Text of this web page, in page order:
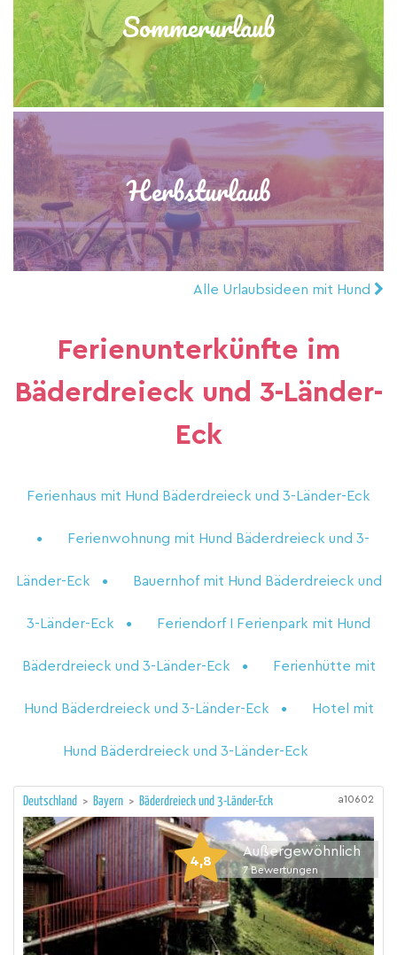
Sommerurlaub
Herbsturlaub
Alle Urlaubsideen mit Hund
Ferienunterkünfte im
Bäderdreieck und 3-Länder-
Eck
Ferienhaus mit Hund Bäderdreieck und 3-Länder-Eck
Ferienwohnung mit Hund Bäderdreieck und 3-
Länder-Eck Bauernhof mit Hund Bäderdreieck und
3-Länder-Eck Feriendorf I Ferienpark mit Hund
Bäderdreieck und 3-Länder-Eck Ferienhütte mit
Hund Bäderdreieck und 3-Länder-Eck Hotel mit
Hund Bäderdreieck und 3-Länder-Eck
Deutschland > Bayern > Bäderdreieck und 3-Länder-Eck a10602
4,8
Außergewöhnlich
7 Bewertungen